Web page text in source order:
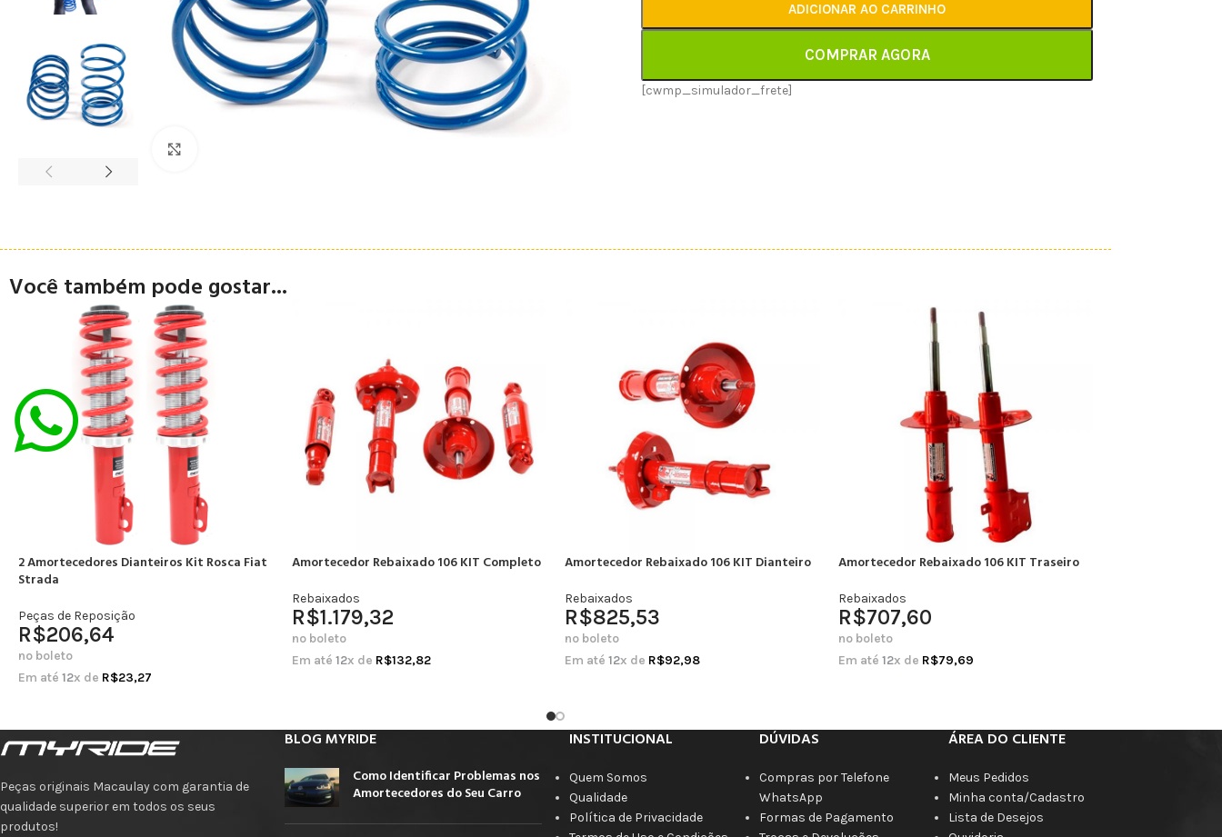
ADICIONAR AO CARRINHO
COMPRAR AGORA
[cwmp_simulador_frete]
Você também pode gostar...
2 Amortecedores Dianteiros Kit Rosca Fiat
Strada
Peças de Reposição
R$206,64
no boleto
Em até 12x de R$23,27
Amortecedor Rebaixado 106 KIT Completo
Rebaixados
R$1.179,32
no boleto
Em até 12x de R$132,82
Amortecedor Rebaixado 106 KIT Dianteiro
Rebaixados
R$825,53
no boleto
Em até 12x de R$92,98
Amortecedor Rebaixado 106 KIT Traseiro
Rebaixados
R$707,60
no boleto
Em até 12x de R$79,69
Peças originais Macaulay com garantia de
qualidade superior em todos os seus
produtos!
BLOG MYRIDE
Como Identificar Problemas nos
Amortecedores do Seu Carro
INSTITUCIONAL
Quem Somos
Qualidade
Política de Privacidade
DÚVIDAS
Compras por Telefone
WhatsApp
Formas de Pagamento
ÁREA DO CLIENTE
Meus Pedidos
Minha conta/Cadastro
Lista de Desejos